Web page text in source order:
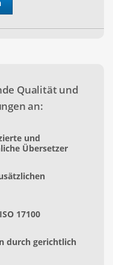
Qualität und
an:
und
Übersetzer
17100
durch gerichtlich